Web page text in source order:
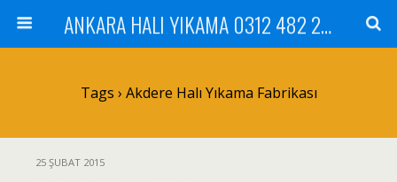
ANKARA HALI YIKAMA 0312 482 20 01 ÇİLEK HALI YIKAMA KOLTUK YIKAMA DİKMEN ÇANKAYA GÖLBAŞI MAMAK
Tags › Akdere Halı Yıkama Fabrikası
25 ŞUBAT 2015